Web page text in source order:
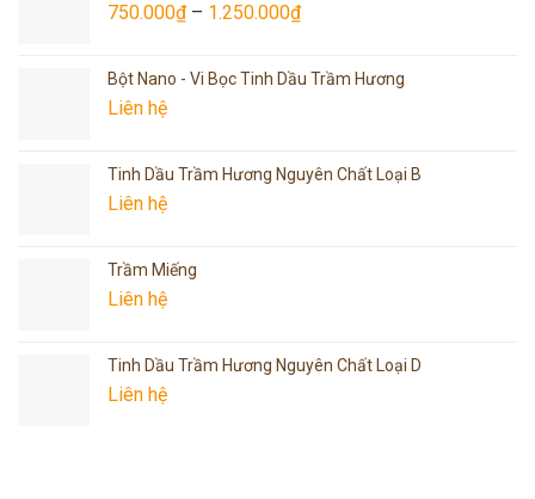
750.000₫– 1.250.000₫
Bột Nano - Vi Bọc Tinh Dầu Trầm Hương
Liên hệ
Tinh Dầu Trầm Hương Nguyên Chất Loại B
Liên hệ
Trầm Miếng
Liên hệ
Tinh Dầu Trầm Hương Nguyên Chất Loại D
Liên hệ